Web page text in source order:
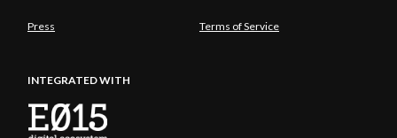
Press Terms of Service
INTEGRATED WITH